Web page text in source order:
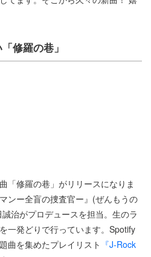
修羅の巷」
「修羅の巷」がリリースになりま
ンー全盲の捜査官ー』(ぜんもうの
治がプロデュースを担当。生のラ
一発どりで行っています。Spotify
曲を集めたプレイリスト 『J-Rock